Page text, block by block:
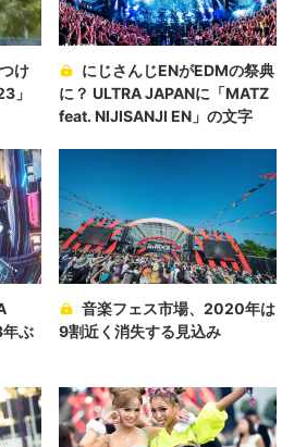
け
」
にじさんじENがEDMの祭典
に？ ULTRA JAPANに「MATZ
feat. NIJISANJI EN」の文字
ぶ
音楽フェス市場、2020年は
9割近く消失する見込み